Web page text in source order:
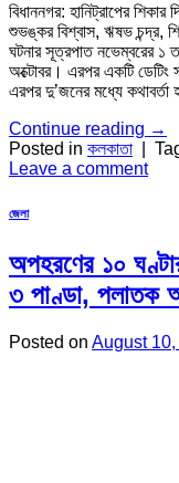
বিধাননগর: হানিট্রাপের
শুভঙ্কর বিশ্বাস, ঋষভ চন্দ্র,
ঘটনার সূত্রপাত নভেম্বরের ১
অক্টোবর। এরপর একটি
এরপর দু’জনের মধ্যে
Continue reading →
Posted in কলকাতা
Leave a comment
জেলা
অপহরণের ১০
৩ পাণ্ডা, পলাতক
Posted on August 10,